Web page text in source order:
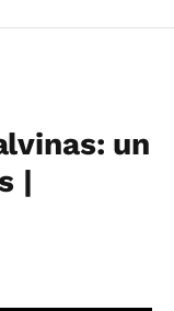
un
|